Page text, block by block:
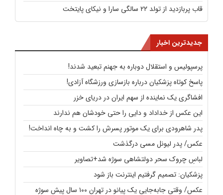
قاب پربازدید از تولد ۲۲ سالگی سارا و نیکای پایتخت
جدیدترین اخبار
پرسپولیس و استقلال دوباره به جهنم تبعید شدند!
پاسخ کوتاه پزشکیان درباره بازسازی ورزشگاه آزادی!
افشاگری یک نماینده از سهم ایران در دریای خزر
این عکس از خداداد و دایی را حتی خودشان هم ندارند
پدر شاهرودی برای یک موتور پسرش را کشت و به چاه انداخت!
عکس/ پدر لیونل مسی درگذشت
لباسِ چروک سحر دولتشاهی سوژه شد+تصاویر
پزشکیان: تصمیم گرفتیم اینترنت باز شود
عکس/ وقتی جابه‌جایی یک پیانو در تهران ۱۰۰ سال پیش سوژه